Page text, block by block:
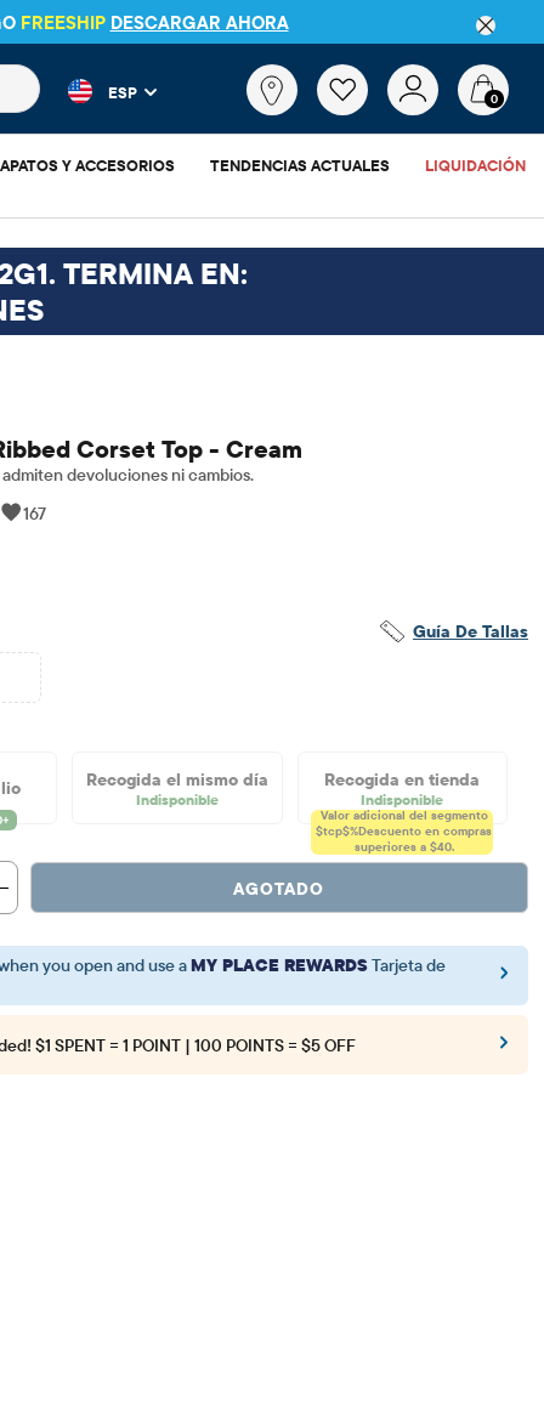
FREESHIP DESCARGAR AHORA
populares y los resultados de productos a medida que
ESP 0
Y ACCESORIOS TENDENCIAS ACTUALES LIQUIDACIÓN
TERMINA EN:
Corset Top - Cream
admiten devoluciones ni cambios.
167
Guía De Tallas
Recogida el mismo día
Indisponible
Recogida en tienda
Indisponible
Valor adicional del segmento
$tcp$%Descuento en compras
superiores a $40.
AGOTADO
you open and use aMY PLACE REWARDSTarjeta de
$1 SPENT = 1 POINT | 100 POINTS = $5 OFF